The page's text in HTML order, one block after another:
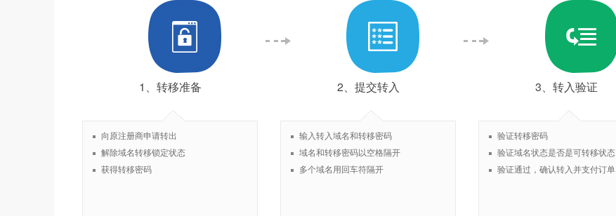
1、转移准备
向原注册商申请转出
解除域名转移锁定状态
获得转移密码
2、提交转入
输入转入域名和转移密码
域名和转移密码以空格隔开
多个域名用回车符隔开
3、转入验证
验证转移密码
验证域名状态是否是可转移状态
验证通过，确认转入并支付订单